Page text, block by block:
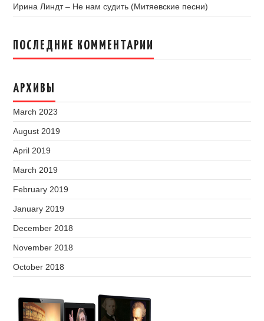
Ирина Линдт – Не нам судить (Митяевские песни)
ПОСЛЕДНИЕ КОММЕНТАРИИ
АРХИВЫ
March 2023
August 2019
April 2019
March 2019
February 2019
January 2019
December 2018
November 2018
October 2018